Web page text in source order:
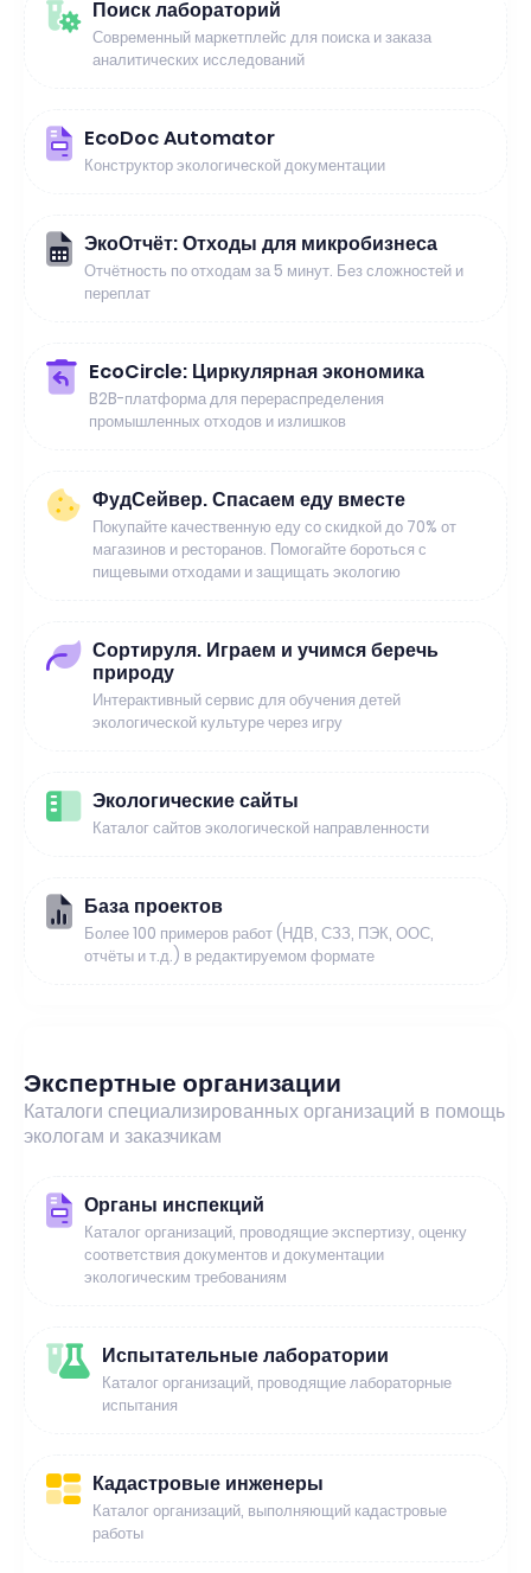
Поиск лабораторий
Современный маркетплейс для поиска и заказа
аналитических исследований
EcoDoc Automator
Конструктор экологической документации
ЭкоОтчёт: Отходы для микробизнеса
Отчётность по отходам за 5 минут. Без сложностей и
переплат
EcoCircle: Циркулярная экономика
B2B-платформа для перераспределения
промышленных отходов и излишков
ФудСейвер. Спасаем еду вместе
Покупайте качественную еду со скидкой до 70% от
магазинов и ресторанов. Помогайте бороться с
пищевыми отходами и защищать экологию
Сортируля. Играем и учимся беречь
природу
Интерактивный сервис для обучения детей
экологической культуре через игру
Экологические сайты
Каталог сайтов экологической направленности
База проектов
Более 100 примеров работ (НДВ, СЗЗ, ПЭК, ООС,
отчёты и т.д.) в редактируемом формате
Экспертные организации
Каталоги специализированных организаций в помощь
экологам и заказчикам
Органы инспекций
Каталог организаций, проводящие экспертизу, оценку
соответствия документов и документации
экологическим требованиям
Испытательные лаборатории
Каталог организаций, проводящие лабораторные
испытания
Кадастровые инженеры
Каталог организаций, выполняющий кадастровые
работы